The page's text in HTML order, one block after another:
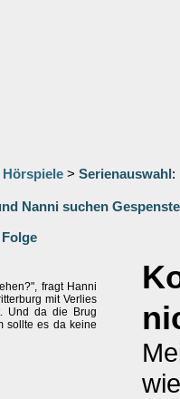
Hörspiele > Serienauswahl :
Nanni suchen
fragt Hanni
mit Verlies
Und da die Brug
sollte es da keine